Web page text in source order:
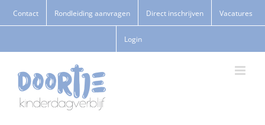
naar
Contact Rondleiding aanvragen Direct inschrijven Vacatures
Login